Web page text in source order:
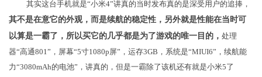
其实这台手机就是“小米4”讲真的当时发布真的是深受用户的追捧，
其不是在意它的外观，而是续航的稳定性，另外就是性能在当时可
以算是一霸了，所以买它的几乎都是为了游戏的唯一目的， 处理
器“高通801”，屏幕“5寸1080p屏”，运存3GB，系统是“MIUI6”，续航能
力“3080mAh的电池”，讲真的，但是一霸除了该机还有就是小米5了